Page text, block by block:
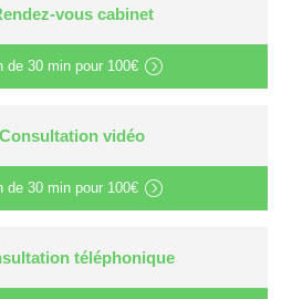
vous cabinet
de 30 min pour 100€
Consultation vidéo
de 30 min pour 100€
téléphonique